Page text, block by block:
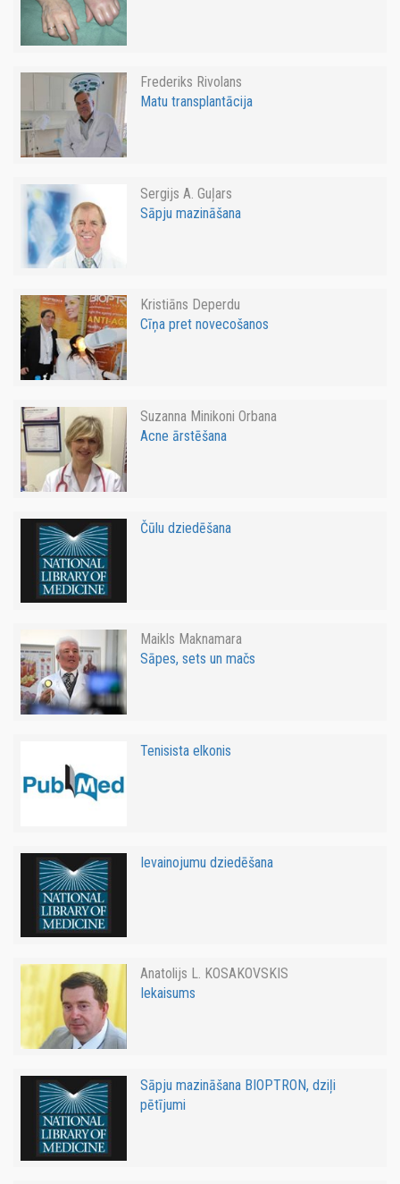
Frederiks Rivolans
Matu transplantācija
Sergijs A. Guļars
Sāpju mazināšana
Kristiāns Deperdu
Cīņa pret novecošanos
Suzanna Minikoni Orbana
Acne ārstēšana
Čūlu dziedēšana
Maikls Maknamara
Sāpes, sets un mačs
Tenisista elkonis
Ievainojumu dziedēšana
Anatolijs L. KOSAKOVSKIS
Iekaisums
Sāpju mazināšana BIOPTRON, dziļi
pētījumi